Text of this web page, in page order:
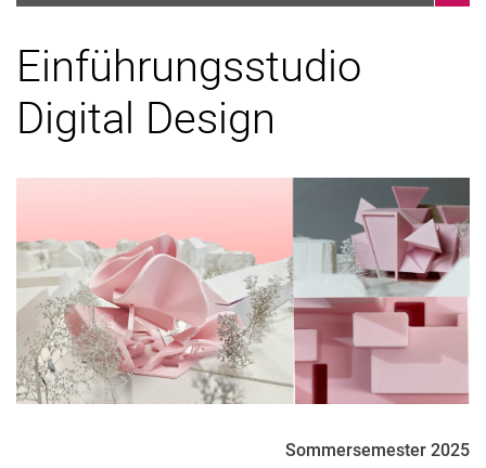
Projekte
Seminare
Bachelorarbeiten
Literatur
Einführungsstudio
Digital Design
Sommersemester 2025